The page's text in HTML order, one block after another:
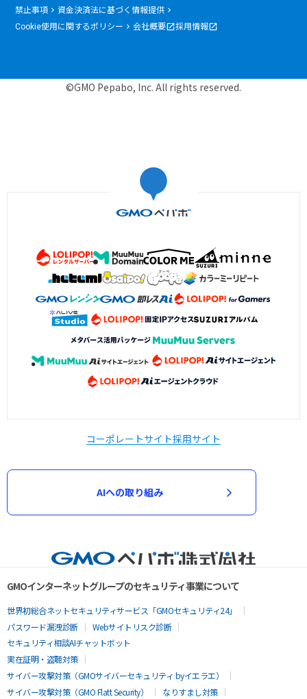
禁止事項
資金決済法に基づく情報提供
Cookie使用に関するポリシー
会社概要 採用情報
©GMO Pepabo, Inc. All rights reserved.
コーポレートサイト採用サイト
AIへの取り組み
GMOインターネットグループのセキュリティ事業について
世界初総合ネットセキュリティサービス「GMOセキュリティ24」
パスワード漏洩診断
Webサイトリスク診断
セキュリティ相談AIチャットボット
実在証明・盗聴対策
サイバー攻撃対策（GMOサイバーセキュリティ byイエラエ）
サイバー攻撃対策（GMO Flatt Security）
なりすまし対策